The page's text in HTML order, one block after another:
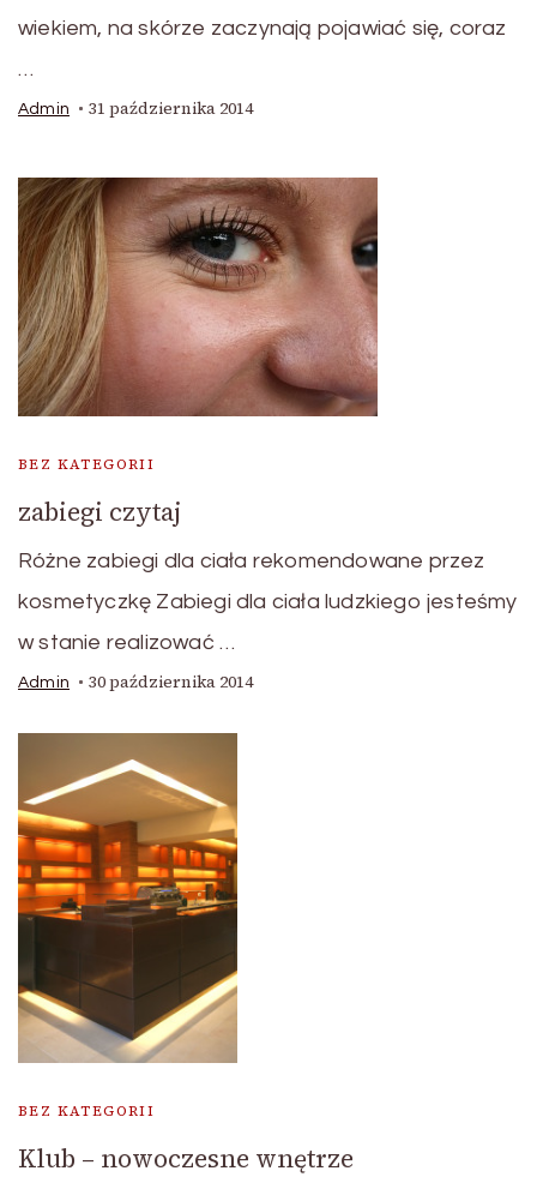
wiekiem, na skórze zaczynają pojawiać się, coraz
…
Admin 31 października 2014
BEZ KATEGORII
zabiegi czytaj
Różne zabiegi dla ciała rekomendowane przez
kosmetyczkę Zabiegi dla ciała ludzkiego jesteśmy
w stanie realizować …
Admin 30 października 2014
BEZ KATEGORII
Klub – nowoczesne wnętrze